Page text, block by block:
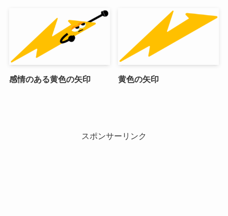
感情のある黄色の矢印 黄色の矢印
スポンサーリンク